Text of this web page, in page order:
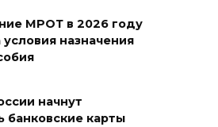
18:29
18:27
МРОТ в 2026 году
назначения
начнут
банковские карты